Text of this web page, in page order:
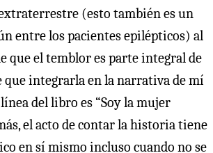
(esto también es un
entre los pacientes epilépticos) al
que el temblor es parte integral de
integrarla en la narrativa de mí
del libro es “Soy la mujer
el acto de contar la historia tiene
en sí mismo incluso cuando no se